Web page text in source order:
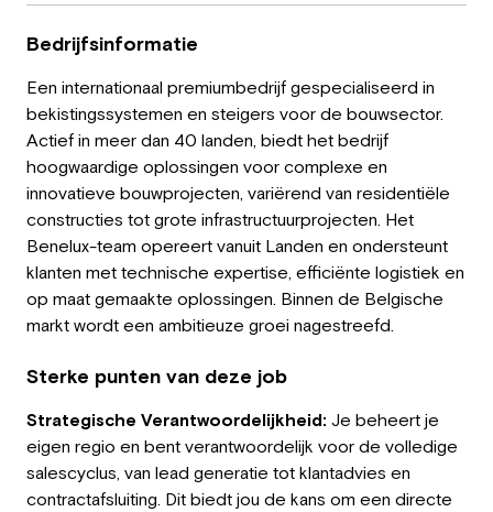
Werkgever
Werken bij Greystone
Over ons
Team
NL
Bedrijfsinformatie
Een internationaal premiumbedrijf gespecialiseerd in
bekistingssystemen en steigers voor de bouwsector.
Actief in meer dan 40 landen, biedt het bedrijf
hoogwaardige oplossingen voor complexe en
innovatieve bouwprojecten, variërend van residentiële
constructies tot grote infrastructuurprojecten. Het
Benelux-team opereert vanuit Landen en ondersteunt
klanten met technische expertise, efficiënte logistiek en
op maat gemaakte oplossingen. Binnen de Belgische
markt wordt een ambitieuze groei nagestreefd.
Sterke punten van deze job
Strategische Verantwoordelijkheid: Je beheert je
eigen regio en bent verantwoordelijk voor de volledige
salescyclus, van lead generatie tot klantadvies en
contractafsluiting. Dit biedt jou de kans om een directe